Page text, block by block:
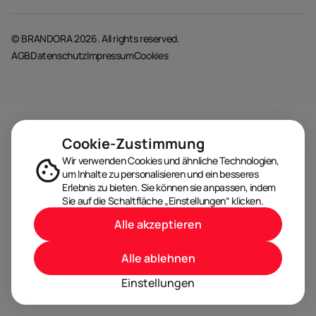
© BRANDORA 2026. All rights reserved.
AGBDatenschutzImpressumCookies
Cookie-Zustimmung
Wir verwenden Cookies und ähnliche Technologien,
um Inhalte zu personalisieren und ein besseres
Erlebnis zu bieten. Sie können sie anpassen, indem
Sie auf die Schaltfläche „Einstellungen“ klicken.
Einstellungen
Alle ablehnen
Alle akzeptieren